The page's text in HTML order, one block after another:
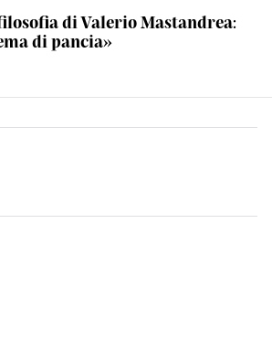
di Valerio Mastandrea:
di pancia»